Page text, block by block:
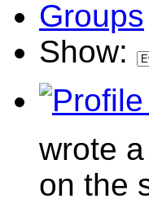
Groups
Show:
wrote
on the